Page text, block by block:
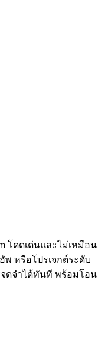
โดดเด่นและไม่เหมือน
พ หรือโปรเจกต์ระดับ
จดจำได้ทันที พร้อมโอน